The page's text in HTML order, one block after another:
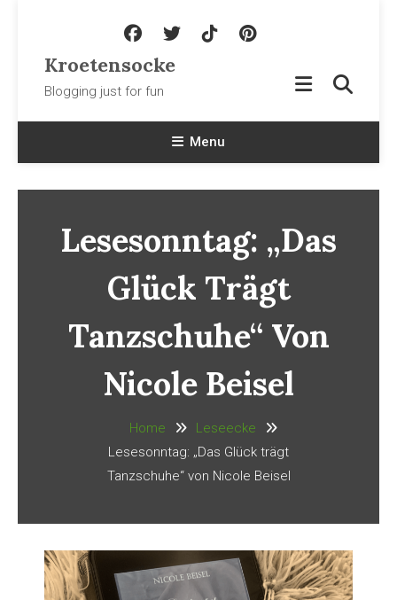
Kroetensocke
Blogging just for fun
Menu
Lesesonntag: „Das
Glück Trägt
Tanzschuhe“ Von
Nicole Beisel
Home
Leseecke
Lesesonntag: „Das Glück trägt
Tanzschuhe“ von Nicole Beisel